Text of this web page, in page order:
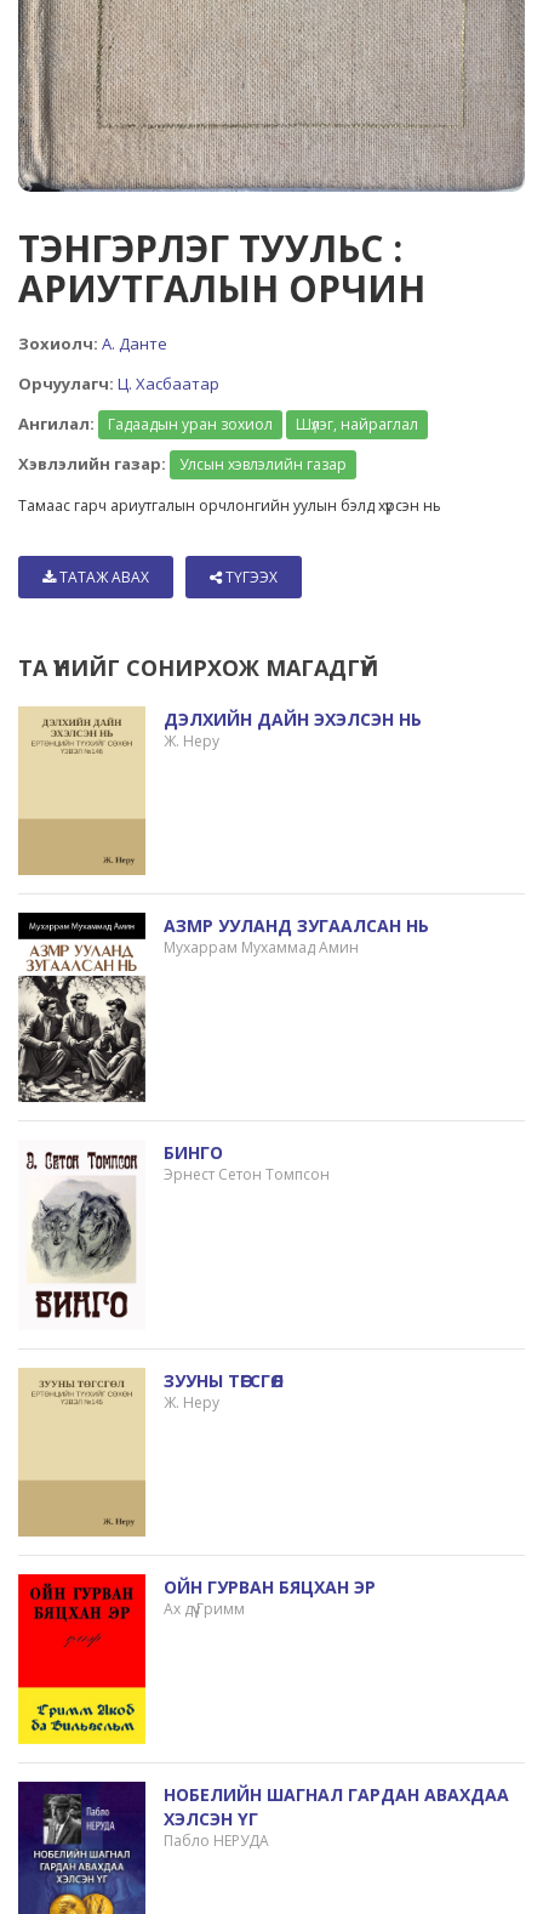
ТЭНГЭРЛЭГ ТУУЛЬС :
АРИУТГАЛЫН ОРЧИН
Зохиолч: А. Данте
Орчуулагч: Ц. Хасбаатар
Ангилал:
Гадаадын уран зохиол Шүлэг, найраглал
Хэвлэлийн газар:
Улсын хэвлэлийн газар
Тамаас гарч ариутгалын орчлонгийн уулын бэлд хүрсэн нь
ТАТАЖ АВАХ ТҮГЭЭХ
ТА ҮҮНИЙГ СОНИРХОЖ МАГАДГҮЙ
ДЭЛХИЙН ДАЙН ЭХЭЛСЭН НЬ
Ж. Неру
АЗМР УУЛАНД ЗУГААЛСАН НЬ
Мухаррам Мухаммад Амин
БИНГО
Эрнест Сетон Томпсон
ЗУУНЫ ТӨГСГӨЛ
Ж. Неру
ОЙН ГУРВАН БЯЦХАН ЭР
Ах дүү Гримм
НОБЕЛИЙН ШАГНАЛ ГАРДАН АВАХДАА
ХЭЛСЭН ҮГ
Пабло НЕРУДА